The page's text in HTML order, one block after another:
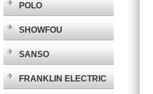
POLO
SHOWFOU
SANSO
FRANKLIN ELECTRIC